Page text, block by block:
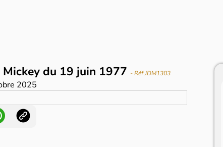
Mickey du 19 juin 1977 - Réf JDM1303
2025